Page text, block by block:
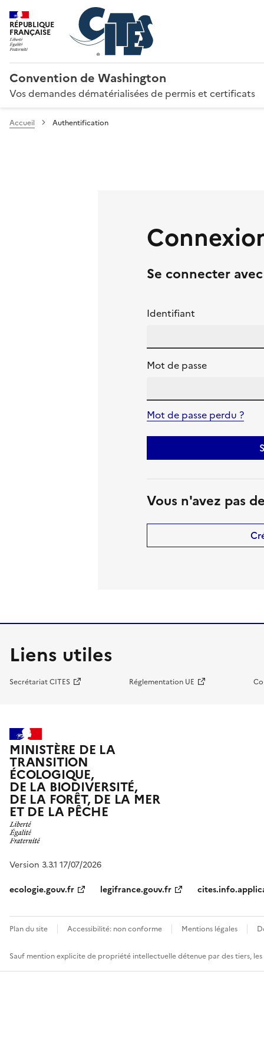
RÉPUBLIQUE
FRANÇAISE
Convention de Washington
Vos demandes dématérialisées de permis et certificats
Accueil Authentification
Se connecter
Identifiant
Mot de passe
Mot de passe perdu ?
Vous n'avez pas
Liens utiles
Secrétariat CITES Réglementation UE
MINISTÈRE DE LA
TRANSITION
ÉCOLOGIQUE,
DE LA BIODIVERSITÉ,
DE LA FORÊT, DE LA MER
ET DE LA PÊCHE
Version 3.3.1 17/07/2026
ecologie.gouv.fr
legifrance.gouv.fr
Plan du site Accessibilité: non conforme Mentions légales
Sauf mention explicite de propriété intellectuelle détenue par des tiers,